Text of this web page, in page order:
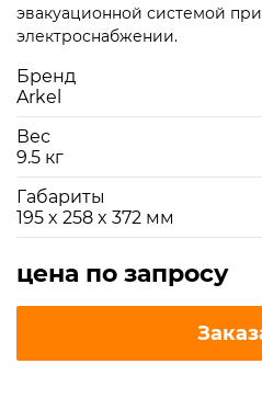
эвакуационной системой
электроснабжении.
Бренд
Arkel
Вес
9.5 кг
Габариты
195 x 258 x 372 мм
цена по запросу